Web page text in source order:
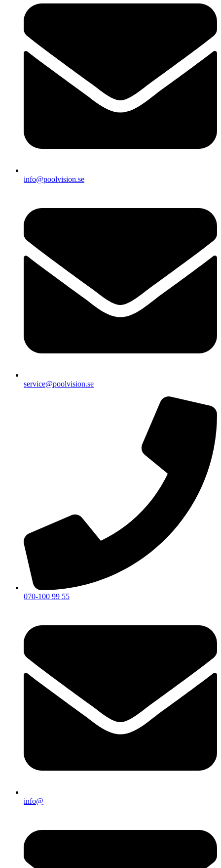
info@poolvision.se
service@poolvision.se
070-100 99 55
info@